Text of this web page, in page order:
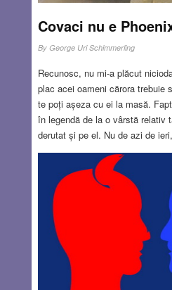
Covaci nu e
By George Uri Schimmerling
Recunosc, nu mi-a plăcut
plac acei oameni cărora trebuie
te poți așeza cu ei la masă.
în legendă de la o vârstă relativ
derutat și pe el. Nu de azi de
de 1 iunie 1977, data fugii în
pe Baniciu de teamă că acesta
Securității. Atunci însă, în
început decăderea. Apostolii au
unul câte unul. Poate pentru că
muzicală și și-au dat seama că
să cânte fals. El şi-a continuat
mărețul său ego . Se prezenta
al trupei Phoenix, uitând că una